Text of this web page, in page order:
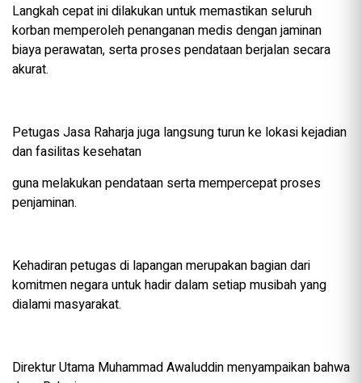
Langkah cepat ini dilakukan untuk memastikan seluruh
korban memperoleh penanganan medis dengan jaminan
biaya perawatan, serta proses pendataan berjalan secara
akurat.
Petugas Jasa Raharja juga langsung turun ke lokasi kejadian
dan fasilitas kesehatan
guna melakukan pendataan serta mempercepat proses
penjaminan.
Kehadiran petugas di lapangan merupakan bagian dari
komitmen negara untuk hadir dalam setiap musibah yang
dialami masyarakat.
Direktur Utama Muhammad Awaluddin menyampaikan bahwa